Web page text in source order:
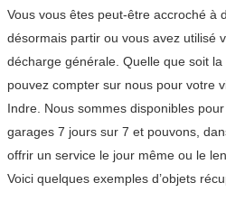
Vous vous êtes peut-être accroché à
désormais partir ou vous avez utilisé
décharge générale. Quelle que soit
pouvez compter sur nous pour votre
Indre. Nous sommes disponibles
garages 7 jours sur 7 et pouvons,
offrir un service le jour même ou le
Voici quelques exemples d’objets